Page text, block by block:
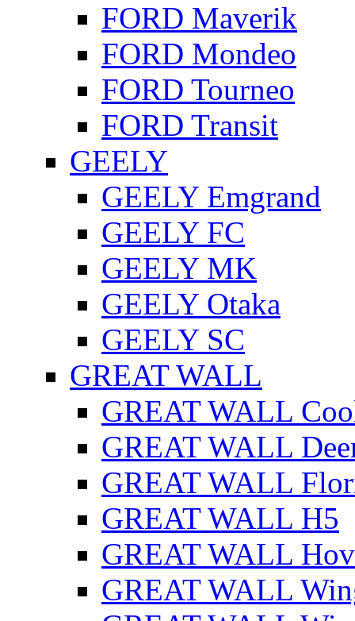
FORD Maverik
FORD Mondeo
FORD Tourneo
FORD Transit
GEELY
GEELY Emgrand
GEELY FC
GEELY MK
GEELY Otaka
GEELY SC
GREAT WALL
GREAT WALL
GREAT WALL
GREAT WALL
GREAT WALL H5
GREAT WALL
GREAT WALL